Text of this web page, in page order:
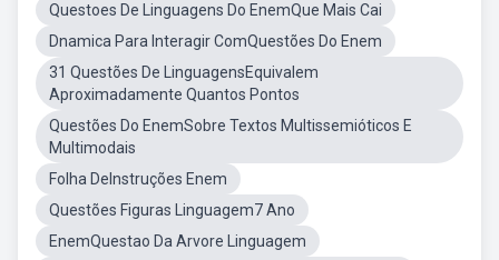
Questoes De Linguagens Do EnemQue Mais Cai
Dnamica Para Interagir ComQuestões Do Enem
31 Questões De LinguagensEquivalem
Aproximadamente Quantos Pontos
Questões Do EnemSobre Textos Multissemióticos E
Multimodais
Folha DeInstruções Enem
Questões Figuras Linguagem7 Ano
EnemQuestao Da Arvore Linguagem